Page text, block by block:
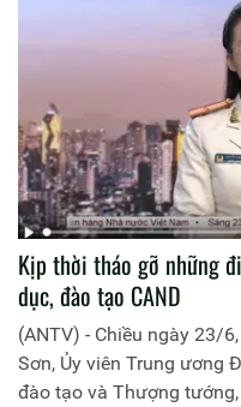
Kịp thời tháo gỡ những
dục, đào tạo CAND
(ANTV) - Chiều ngày 23/
Sơn, Ủy viên Trung ương
đào tạo và Thượng tướng,